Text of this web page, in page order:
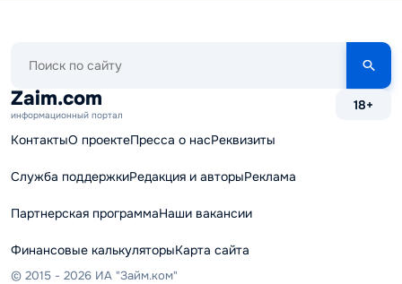
сайту
Zaim.com
информационный портал
18+
КонтактыО проектеПресса о насРеквизиты
Служба поддержкиРедакция и авторыРеклама
Партнерская программаНаши вакансии
Финансовые калькуляторыКарта сайта
© 2015 - 2026 ИА "Займ.ком"